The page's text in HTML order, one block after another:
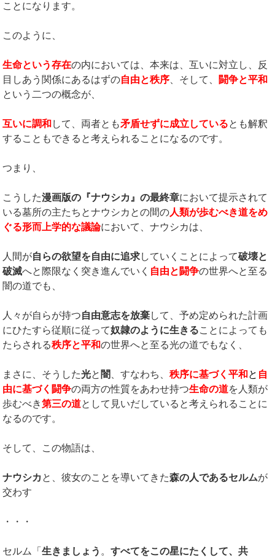
ことになります。
このように、
生命という存在の内においては、本来は、互いに対立し、反
目しあう関係にあるはずの自由と秩序、そして、 闘争と平和
という二つの概念が、
互いに調和 して、両者とも矛盾せずに成立しているとも解釈
することもできると考えられることになるのです。
つまり、
こうした漫画版の『ナウシカ』の最終章において提示されて
いる墓所の主たちとナウシカとの間の人類が歩むべき道をめ
ぐる形而上学的な議論において、ナウシカは、
人間が自らの欲望を自由に追求していくことによって破壊と
破滅へと際限なく突き進んでいく 自由と闘争の世界へと至る
闇の道でも、
人々が自らが持つ自由意志を放棄して、予め定められた計画
にひたすら従順に従って奴隷のように生きることによっても
たらされる秩序と平和の世界へと至る光の道でもなく、
まさに、そうした光と 闇 、すなわち、秩序に基づく平和 と 自
由に基づく闘争の両方の性質をあわせ持つ生命の道を人類が
歩むべき第三の道として見いだしていると考えられることに
なるのです。
そして、この物語は、
ナウシカ と、彼女のことを導いてきた森の人であるセルムが
交わす
・・・
セルム「生きましょう 。すべてをこの星にたくして、共